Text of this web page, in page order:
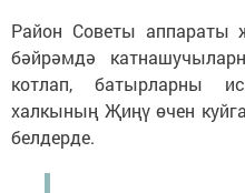
Район Советы аппараты
бәйрәмдә
котлап, батырларны
халкының Җиңү өчен
белдерде.